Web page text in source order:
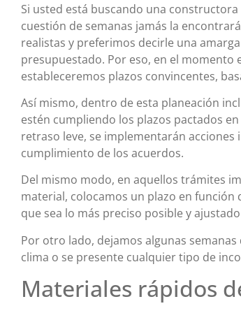
Si usted está buscando una
cuestión de semanas jamás la
realistas y preferimos decirle una
presupuestado. Por eso, en el
estableceremos plazos convincentes,
Así mismo, dentro de esta planeación
estén cumpliendo los plazos pactados
retraso leve, se implementarán
cumplimiento de los acuerdos.
Del mismo modo, en aquellos trámites
material, colocamos un plazo en
que sea lo más preciso posible y
Por otro lado, dejamos algunas
clima o se presente cualquier tipo de
Materiales rápidos